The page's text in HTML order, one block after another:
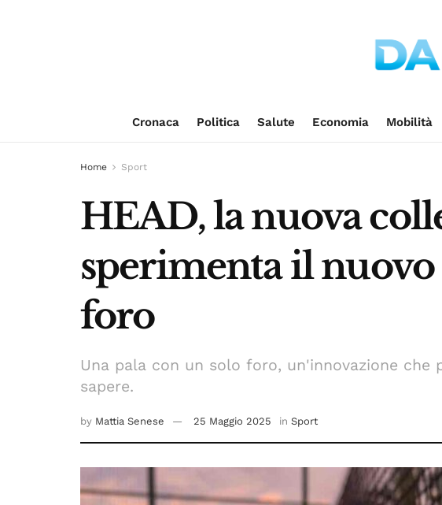
Cronaca Politica Salute Economia Mobilità
Home Sport
HEAD, la nuova
sperimenta il
foro
Una pala con un solo foro, un'innovazione
sapere.
by Mattia Senese 25 Maggio 2025 in Sport